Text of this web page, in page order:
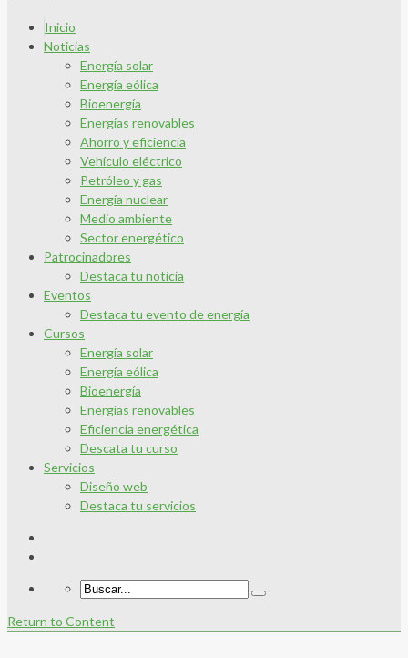
Inicio
Noticias
Energía solar
Energía eólica
Bioenergía
Energías renovables
Ahorro y eficiencia
Vehículo eléctrico
Petróleo y gas
Energía nuclear
Medio ambiente
Sector energético
Patrocinadores
Destaca tu noticia
Eventos
Destaca tu evento de energía
Cursos
Energía solar
Energía eólica
Bioenergía
Energías renovables
Eficiencia energética
Descata tu curso
Servicios
Diseño web
Destaca tu servicios
Return to Content